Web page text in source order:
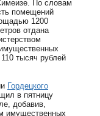
По словам
помещений
1200
отдана
тысяч рублей
Гордецкого
в пятницу
добавив,
имущественных